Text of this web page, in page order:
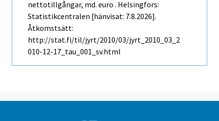
nettotillgångar, md. euro . Helsingfors:
Statistikcentralen [hänvisat: 7.8.2026].
Åtkomstsätt:
http://stat.fi/til/jyrt/2010/03/jyrt_2010_03_2
010-12-17_tau_001_sv.html